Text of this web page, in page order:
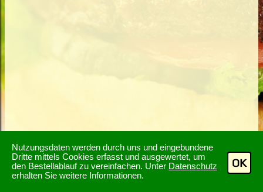
Nutzungsdaten werden durch uns und eingebundene
Dritte mittels Cookies erfasst und ausgewertet, um
den Bestellablauf zu vereinfachen. Unter Datenschutz
erhalten Sie weitere Informationen.
OK